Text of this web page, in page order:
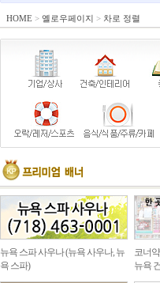
HOME > 옐로우페이지 > 차로 정렬
뉴욕 스파 사우나 (뉴욕 사우나, 뉴
욕 스파)
코너
뉴욕